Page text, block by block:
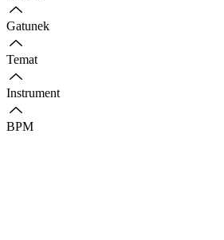
Gatunek
Temat
Instrument
BPM